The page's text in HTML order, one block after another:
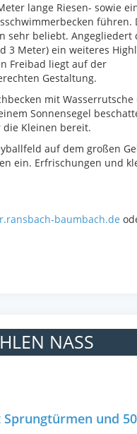
lange Riesen- sowie
führen.
sehr beliebt. Angegliedert
3 Meter) ein weiteres
Freibad liegt auf der
Gestaltung.
mit Wasserrutsche
Sonnensegel
Kleinen bereit.
auf dem großen
ein. Erfrischungen und
baumbach.de
NASS
und